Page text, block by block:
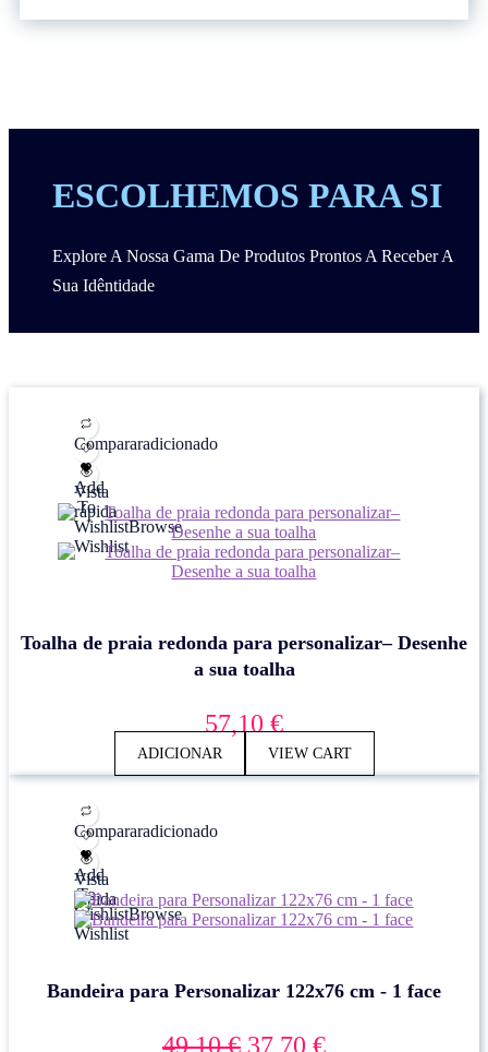
ESCOLHEMOS PARA SI
Explore A Nossa Gama De Produtos Prontos A Receber A
Sua Idêntidade
Compararadicionado
Add
To
WishlistBrowse
Wishlist
Vista
rápida
Toalha de praia redonda para personalizar– Desenhe
a sua toalha
57,10 €
ADICIONAR VIEW CART
Compararadicionado
Add
To
WishlistBrowse
Wishlist
Vista
rápida
Bandeira para Personalizar 122x76 cm - 1 face
49,10€ O
37,70 €O